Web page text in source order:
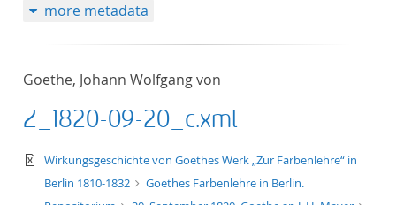
more metadata
Goethe, Johann Wolfgang von
Z_1820-09-20_c.xml
text/xml
Wirkungsgeschichte von Goethes Werk „Zur Farbenlehre“ in
Berlin 1810-1832
Goethes Farbenlehre in Berlin.